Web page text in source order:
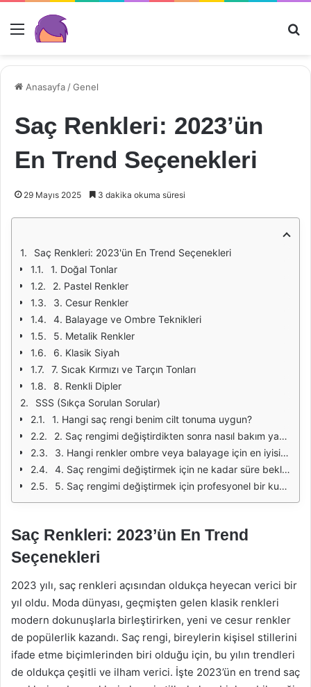
Menü
Anasayfa /Genel
Saç Renkleri: 2023’ün
En Trend Seçenekleri
29 Mayıs 2025 3 dakika okuma süresi
Saç Renkleri: 2023'ün En Trend Seçenekleri
1. Doğal Tonlar
2. Pastel Renkler
3. Cesur Renkler
4. Balayage ve Ombre Teknikleri
5. Metalik Renkler
6. Klasik Siyah
7. Sıcak Kırmızı ve Tarçın Tonları
8. Renkli Dipler
SSS (Sıkça Sorulan Sorular)
1. Hangi saç rengi benim cilt tonuma uygun?
2. Saç rengimi değiştirdikten sonra nasıl bakım yapmalıyım?
3. Hangi renkler ombre veya balayage için en iyisidir?
4. Saç rengimi değiştirmek için ne kadar süre beklemeliyim?
5. Saç rengimi değiştirmek için profesyonel bir kuaföre gitmeli miyim?
Saç Renkleri: 2023’ün En Trend
Seçenekleri
2023 yılı, saç renkleri açısından oldukça heyecan verici bir
yıl oldu. Moda dünyası, geçmişten gelen klasik renkleri
modern dokunuşlarla birleştirirken, yeni ve cesur renkler
de popülerlik kazandı. Saç rengi, bireylerin kişisel stillerini
ifade etme biçimlerinden biri olduğu için, bu yılın trendleri
de oldukça çeşitli ve ilham verici. İşte 2023’ün en trend saç